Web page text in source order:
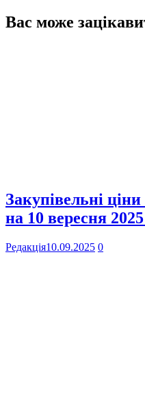
Вас може
Закупівельні
на 10 вересня
Редакція10.09.2025 0